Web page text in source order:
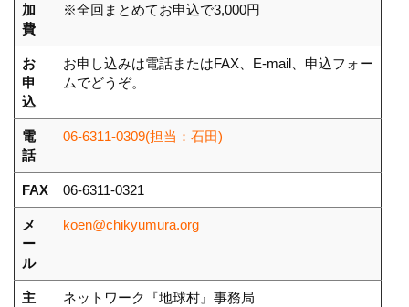
加
費
※全回まとめてお申込で3,000円
お
申
込
お申し込みは電話またはFAX、E-mail、申込フォー
ムでどうぞ。
電
話
06-6311-0309(担当：石田)
FAX 06-6311-0321
メ
ー
ル
koen@chikyumura.org
主
ネットワーク『地球村』事務局